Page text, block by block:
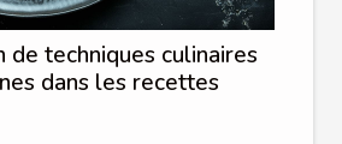
de techniques culinaires
dans les recettes